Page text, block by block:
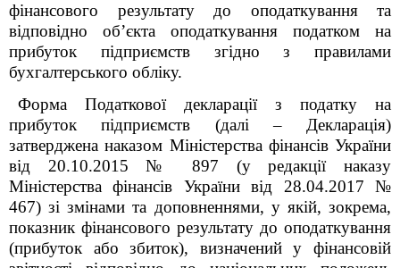
фінансового результату до оподаткування та
відповідно об’єкта оподаткування податком на
прибуток підприємств згідно з правилами
бухгалтерського обліку.
Форма Податкової декларації з податку на
прибуток підприємств (далі – Декларація)
затверджена наказом Міністерства фінансів України
від 20.10.2015 № 897 (у редакції наказу
Міністерства фінансів України від 28.04.2017 №
467) зі змінами та доповненнями, у якій, зокрема,
показник фінансового результату до оподаткування
(прибуток або збиток), визначений у фінансовій